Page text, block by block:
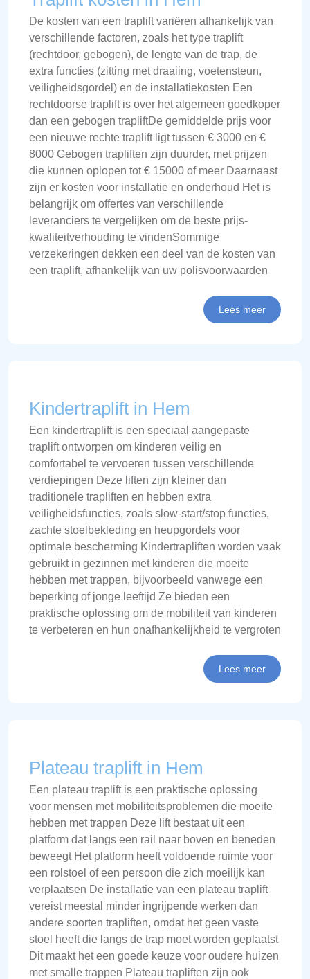
De kosten van een traplift variëren afhankelijk van
verschillende factoren, zoals het type traplift
(rechtdoor, gebogen), de lengte van de trap, de
extra functies (zitting met draaiing, voetensteun,
veiligheidsgordel) en de installatiekosten Een
rechtdoorse traplift is over het algemeen goedkoper
dan een gebogen trapliftDe gemiddelde prijs voor
een nieuwe rechte traplift ligt tussen € 3000 en €
8000 Gebogen trapliften zijn duurder, met prijzen
die kunnen oplopen tot € 15000 of meer Daarnaast
zijn er kosten voor installatie en onderhoud Het is
belangrijk om offertes van verschillende
leveranciers te vergelijken om de beste prijs-
kwaliteitverhouding te vindenSommige
verzekeringen dekken een deel van de kosten van
een traplift, afhankelijk van uw polisvoorwaarden
Lees meer
Kindertraplift in Hem
Een kindertraplift is een speciaal aangepaste
traplift ontworpen om kinderen veilig en
comfortabel te vervoeren tussen verschillende
verdiepingen Deze liften zijn kleiner dan
traditionele trapliften en hebben extra
veiligheidsfuncties, zoals slow-start/stop functies,
zachte stoelbekleding en heupgordels voor
optimale bescherming Kindertrapliften worden vaak
gebruikt in gezinnen met kinderen die moeite
hebben met trappen, bijvoorbeeld vanwege een
beperking of jonge leeftijd Ze bieden een
praktische oplossing om de mobiliteit van kinderen
te verbeteren en hun onafhankelijkheid te vergroten
Lees meer
Plateau traplift in Hem
Een plateau traplift is een praktische oplossing
voor mensen met mobiliteitsproblemen die moeite
hebben met trappen Deze lift bestaat uit een
platform dat langs een rail naar boven en beneden
beweegt Het platform heeft voldoende ruimte voor
een rolstoel of een persoon die zich moeilijk kan
verplaatsen De installatie van een plateau traplift
vereist meestal minder ingrijpende werken dan
andere soorten trapliften, omdat het geen vaste
stoel heeft die langs de trap moet worden geplaatst
Dit maakt het een goede keuze voor oudere huizen
met smalle trappen Plateau trapliften zijn ook